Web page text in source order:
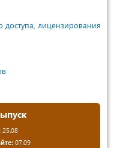
доступа, лицензирования
25.08
07.09